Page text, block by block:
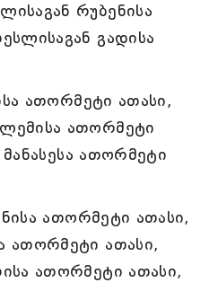
რუბენისა
გადისა
ათორმეტი ათასი,
ათორმეტი
ათორმეტი
ათორმეტი ათასი,
ათორმეტი ათასი,
ათორმეტი ათასი,